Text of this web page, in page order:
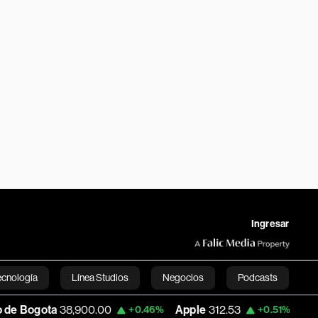
Ingresar
Línea Studios Negocios Podcasts
English+0.46% Apple 312.53 +0.51% USD COP